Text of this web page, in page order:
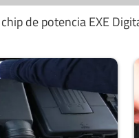
de potencia EXE